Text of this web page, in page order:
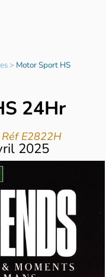
> Motor Sport HS
24Hr
E2822H
2025